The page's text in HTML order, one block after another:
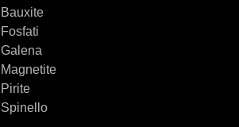
Bauxite
Fosfati
Galena
Magnetite
Pirite
Spinello